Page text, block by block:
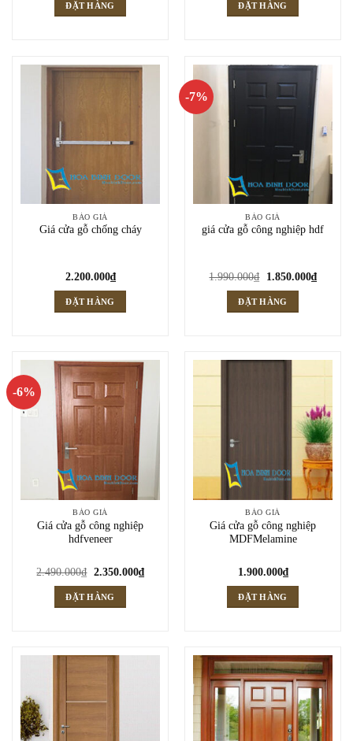
ĐẶT HÀNG ĐẶT HÀNG
BÁO GIÁ
Giá cửa gỗ chống cháy
2.200.000₫
ĐẶT HÀNG
-7%
BÁO GIÁ
giá cửa gỗ công nghiệp hdf
1.990.000₫
Giá
là:
1.990.000₫.
1.850.000₫Giá
hiện
ĐẶT HÀNG
-6%
BÁO GIÁ
Giá cửa gỗ công nghiệp
hdfveneer
2.490.000₫ Giá
là:
2.490.000₫.
2.350.000₫Giá
ĐẶT HÀNG
BÁO GIÁ
Giá cửa gỗ công nghiệp
MDFMelamine
1.900.000₫
ĐẶT HÀNG